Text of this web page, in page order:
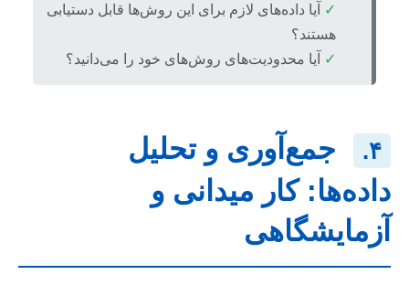
✓
آیا داده‌های لازم برای این روش‌ها قابل دستیابی
هستند؟
✓
آیا محدودیت‌های روش‌های خود را می‌دانید؟
۴.
جمع‌آوری و تحلیل
داده‌ها: کار میدانی و
آزمایشگاهی